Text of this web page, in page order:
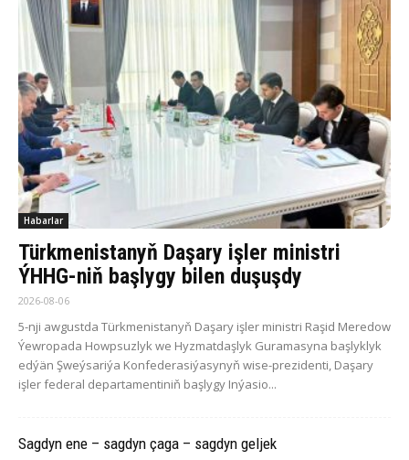
Habarlar
Türkmenistanyň Daşary işler ministri
ÝHHG-niň başlygy bilen duşuşdy
2026-08-06
5-nji awgustda Türkmenistanyň Daşary işler ministri Raşid Meredow
Ýewropada Howpsuzlyk we Hyzmatdaşlyk Guramasyna başlyklyk
edýän Şweýsariýa Konfederasiýasynyň wise-prezidenti, Daşary
işler federal departamentiniň başlygy Inýasio...
Sagdyn ene – sagdyn çaga – sagdyn geljek